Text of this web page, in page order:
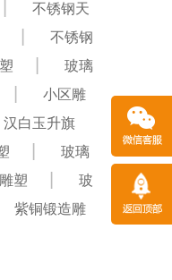
不锈钢天
不锈钢
玻璃
小区雕
汉白玉升旗
玻璃
塑
玻
紫铜锻造雕